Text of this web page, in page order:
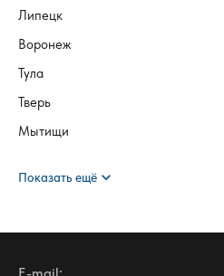
Липецк
Воронеж
Тула
Тверь
Мытищи
Показать ещё expand_more